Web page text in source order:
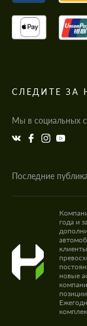
СЛЕДИТЕ ЗА
Мы в социальных
Последние
года и
новые